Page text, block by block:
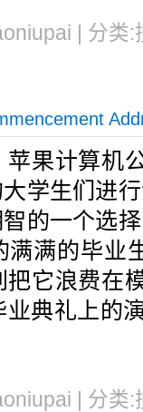
| 分类
计算机公
学生们进
的一个选
满的毕业
它浪费在
典礼上的
| 分类